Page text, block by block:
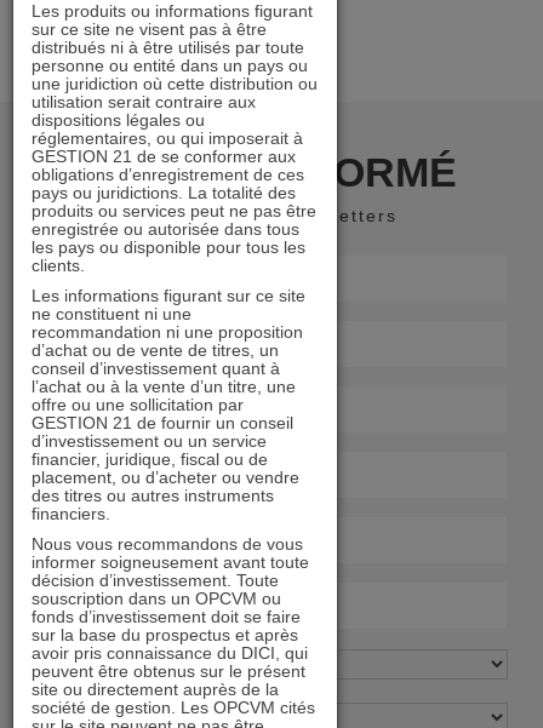
RESTER INFORMÉ
Recevoir nos newsletters
Les produits ou informations figurant
sur ce site ne visent pas à être
distribués ni à être utilisés par toute
personne ou entité dans un pays ou
une juridiction où cette distribution ou
utilisation serait contraire aux
dispositions légales ou
réglementaires, ou qui imposerait à
GESTION 21 de se conformer aux
obligations d’enregistrement de ces
pays ou juridictions. La totalité des
produits ou services peut ne pas être
enregistrée ou autorisée dans tous
les pays ou disponible pour tous les
clients.
Les informations figurant sur ce site
ne constituent ni une
recommandation ni une proposition
d’achat ou de vente de titres, un
conseil d’investissement quant à
l’achat ou à la vente d’un titre, une
offre ou une sollicitation par
GESTION 21 de fournir un conseil
d’investissement ou un service
financier, juridique, fiscal ou de
placement, ou d’acheter ou vendre
des titres ou autres instruments
financiers.
Nous vous recommandons de vous
informer soigneusement avant toute
décision d’investissement. Toute
souscription dans un OPCVM ou
fonds d’investissement doit se faire
sur la base du prospectus et après
avoir pris connaissance du DICI, qui
peuvent être obtenus sur le présent
site ou directement auprès de la
société de gestion. Les OPCVM cités